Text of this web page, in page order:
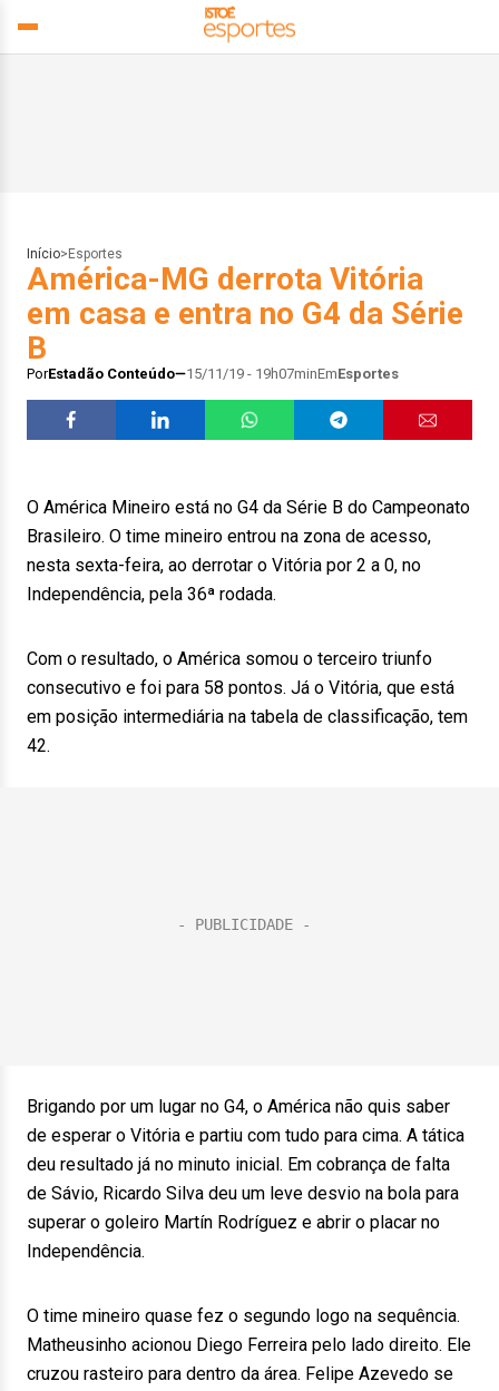
Início> Esportes
América-MG derrota Vitória
em casa e entra no G4 da Série
B
PorEstadão Conteúdo 15/11/19 - 19h07minEmEsportes
O América Mineiro está no G4 da Série B do Campeonato
Brasileiro. O time mineiro entrou na zona de acesso,
nesta sexta-feira, ao derrotar o Vitória por 2 a 0, no
Independência, pela 36ª rodada.
Com o resultado, o América somou o terceiro triunfo
consecutivo e foi para 58 pontos. Já o Vitória, que está
em posição intermediária na tabela de classificação, tem
42.
Brigando por um lugar no G4, o América não quis saber
de esperar o Vitória e partiu com tudo para cima. A tática
deu resultado já no minuto inicial. Em cobrança de falta
de Sávio, Ricardo Silva deu um leve desvio na bola para
superar o goleiro Martín Rodríguez e abrir o placar no
Independência.
O time mineiro quase fez o segundo logo na sequência.
Matheusinho acionou Diego Ferreira pelo lado direito. Ele
cruzou rasteiro para dentro da área. Felipe Azevedo se